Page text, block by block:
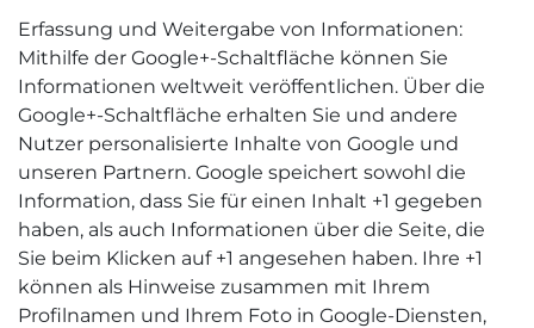
Erfassung und Weitergabe von Informationen:
Mithilfe der Google+-Schaltfläche können Sie
Informationen weltweit veröffentlichen. Über die
Google+-Schaltfläche erhalten Sie und andere
Nutzer personalisierte Inhalte von Google und
unseren Partnern. Google speichert sowohl die
Information, dass Sie für einen Inhalt +1 gegeben
haben, als auch Informationen über die Seite, die
Sie beim Klicken auf +1 angesehen haben. Ihre +1
können als Hinweise zusammen mit Ihrem
Profilnamen und Ihrem Foto in Google-Diensten,